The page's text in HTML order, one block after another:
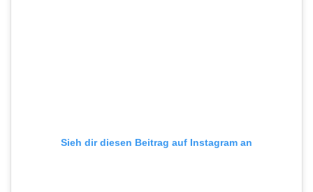
Sieh dir diesen Beitrag auf Instagram an